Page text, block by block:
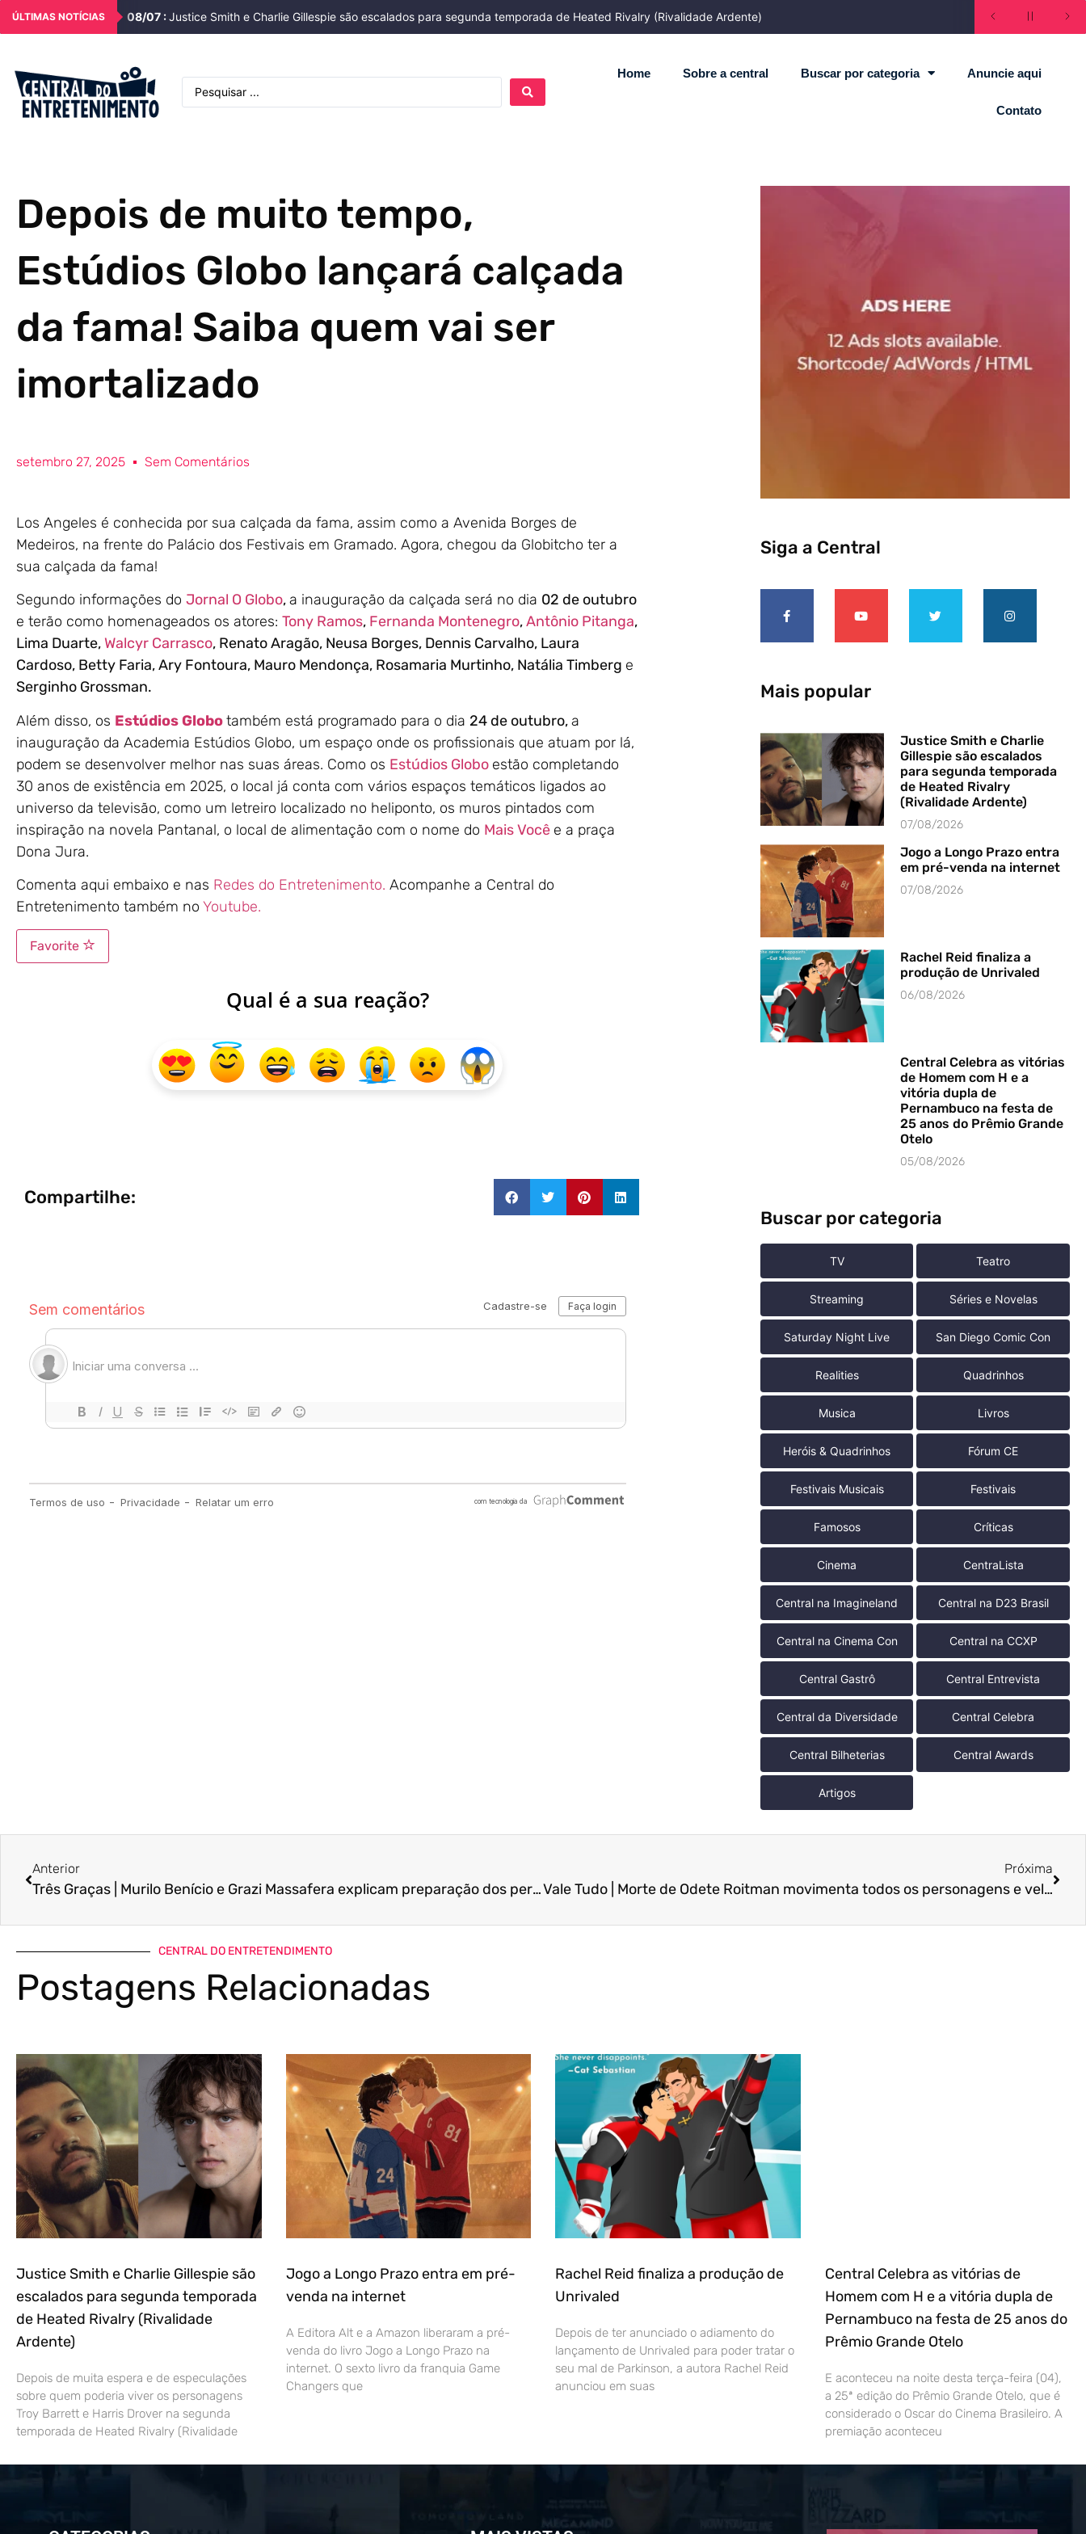
ÚLTIMAS NOTÍCIAS 08/07 :Justice Smith e Charlie Gillespie são escalados para segunda temporada de Heated Rivalry (Rivalidade Ardente)
Home Sobre a central Buscar por categoria Anuncie aqui
Contato
Depois de muito tempo,
Estúdios Globo lançará calçada
da fama! Saiba quem vai ser
imortalizado
setembro 27, 2025 Sem Comentários
Los Angeles é conhecida por sua calçada da fama, assim como a Avenida Borges de
Medeiros, na frente do Palácio dos Festivais em Gramado. Agora, chegou da Globitcho ter a
sua calçada da fama!
Segundo informações do Jornal O Globo,a inauguração da calçada será no dia 02 de outubro
e terão como homenageados os atores: Tony Ramos, Fernanda Montenegro,Antônio Pitanga,
Lima Duarte, Walcyr Carrasco, Renato Aragão, Neusa Borges, Dennis Carvalho, Laura
Cardoso, Betty Faria, Ary Fontoura, Mauro Mendonça, Rosamaria Murtinho, Natália Timberg e
Serginho Grossman.
Além disso, os Estúdios Globotambém está programado para o dia 24 de outubro,a
inauguração da Academia Estúdios Globo, um espaço onde os profissionais que atuam por lá,
podem se desenvolver melhor nas suas áreas. Como os Estúdios Globo estão completando
30 anos de existência em 2025, o local já conta com vários espaços temáticos ligados ao
universo da televisão, como um letreiro localizado no heliponto, os muros pintados com
inspiração na novela Pantanal, o local de alimentação com o nome do Mais Você e a praça
Dona Jura.
Comenta aqui embaixo e nas Redes do Entretenimento. Acompanhe a Central do
Entretenimento também no Youtube.
Favorite
Qual é a sua reação?
Compartilhe:
Siga a Central
Mais popular
Justice Smith e Charlie
Gillespie são escalados
para segunda temporada
de Heated Rivalry
(Rivalidade Ardente)
07/08/2026
Jogo a Longo Prazo entra
em pré-venda na internet
07/08/2026
Rachel Reid finaliza a
produção de Unrivaled
06/08/2026
Central Celebra as vitórias
de Homem com H e a
vitória dupla de
Pernambuco na festa de
25 anos do Prêmio Grande
Otelo
05/08/2026
Buscar por categoria
TV Teatro
Streaming Séries e Novelas
Saturday Night Live San Diego Comic Con
Realities Quadrinhos
Musica Livros
Heróis & Quadrinhos Fórum CE
Festivais Musicais Festivais
Famosos Críticas
Cinema CentraLista
Central na Imagineland Central na D23 Brasil
Central na Cinema Con Central na CCXP
Central Gastrô Central Entrevista
Central da Diversidade Central Celebra
Central Bilheterias Central Awards
Artigos
Anterior
Três Graças | Murilo Benício e Grazi Massafera explicam preparação dos personagens
Próxima
Vale Tudo | Morte de Odete Roitman movimenta todos os personagens e velório da personagem deixa pista no ar
CENTRAL DO ENTRETENDIMENTO
Postagens Relacionadas
Justice Smith e Charlie Gillespie são
escalados para segunda temporada
de Heated Rivalry (Rivalidade
Ardente)
Depois de muita espera e de especulações
sobre quem poderia viver os personagens
Troy Barrett e Harris Drover na segunda
temporada de Heated Rivalry (Rivalidade
Jogo a Longo Prazo entra em pré-
venda na internet
A Editora Alt e a Amazon liberaram a pré-
venda do livro Jogo a Longo Prazo na
internet. O sexto livro da franquia Game
Changers que
Rachel Reid finaliza a produção de
Unrivaled
Depois de ter anunciado o adiamento do
lançamento de Unrivaled para poder tratar o
seu mal de Parkinson, a autora Rachel Reid
anunciou em suas
Central Celebra as vitórias de
Homem com H e a vitória dupla de
Pernambuco na festa de 25 anos do
Prêmio Grande Otelo
E aconteceu na noite desta terça-feira (04),
a 25ª edição do Prêmio Grande Otelo, que é
considerado o Oscar do Cinema Brasileiro. A
premiação aconteceu